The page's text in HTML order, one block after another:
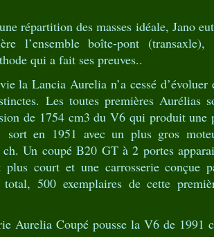
répartition des masses idéale, Jano
l’ensemble boîte-pont (transaxle),
qui a fait ses preuves..
la Lancia Aurelia n’a cessé d’évoluer
Les toutes premières Aurélias
de 1754 cm3 du V6 qui produit une
sort en 1951 avec un plus gros
ch. Un coupé B20 GT à 2 portes
plus court et une carrosserie conçue
500 exemplaires de cette
Aurelia Coupé pousse la V6 de 1991